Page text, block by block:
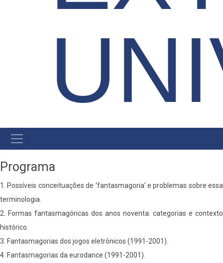
MENU
PRIMÁRIO
Programa
1. Possíveis conceituações de ‘fantasmagoria’ e problemas sobre essa
terminologia.
2. Formas fantasmagóricas dos anos noventa: categorias e contexto
histórico.
3. Fantasmagorias dos jogos eletrônicos (1991-2001).
4. Fantasmagorias da eurodance (1991-2001).